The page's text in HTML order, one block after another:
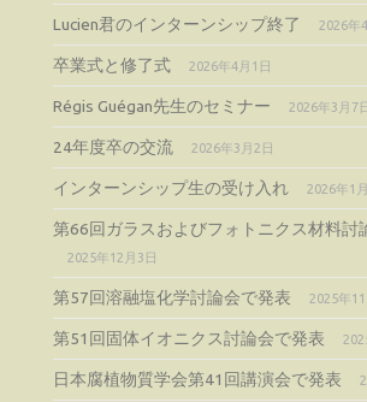
Lucien君のインターンシップ終了 2026年
卒業式と修了式 2026年4月1日
Régis Guégan先生のセミナー 2026年3月7
24年度卒の交流 2026年3月2日
インターンシップ生の受け入れ 2026年1
第66回ガラスおよびフォトニクス材料討
2025年12月3日
第57回溶融塩化学討論会で発表 2025年
第51回固体イオニクス討論会で発表
日本腐植物質学会第41回講演会で発表